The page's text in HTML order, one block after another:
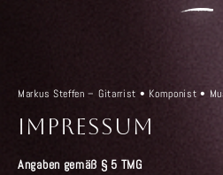
E-MAIL /
Markus Steffen – Gitarrist • Komponist •
impressum
Angaben gemäß § 5 TMG